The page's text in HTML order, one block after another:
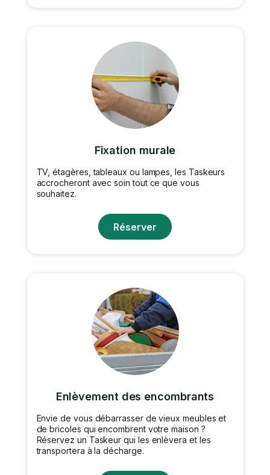
Fixation murale
TV, étagères, tableaux ou lampes, les Taskeurs
accrocheront avec soin tout ce que vous
souhaitez.
Réserver
Enlèvement des encombrants
Envie de vous débarrasser de vieux meubles et
de bricoles qui encombrent votre maison ?
Réservez un Taskeur qui les enlèvera et les
transportera à la décharge.